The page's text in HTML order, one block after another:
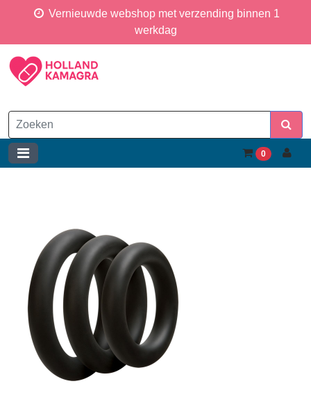
Vernieuwde webshop met verzending binnen 1
werkdag
0